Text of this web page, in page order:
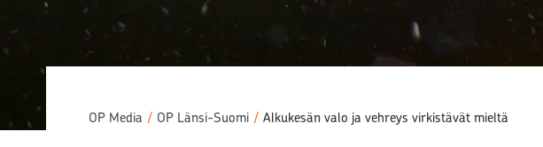
OP Media / OP Länsi-Suomi / Alkukesän valo ja vehreys virkistävät mieltä